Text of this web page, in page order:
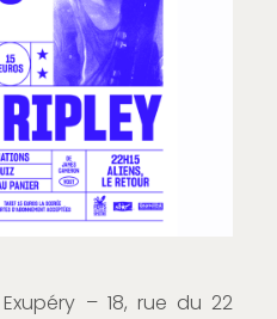
– 18, rue du 22